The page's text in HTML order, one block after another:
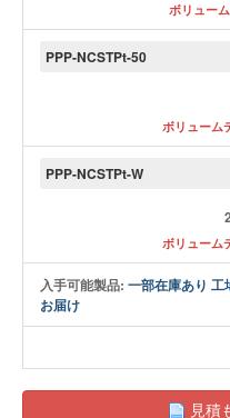
ボリュー
PPP-NCSTPt-50
ボリューム
PPP-NCSTPt-W
ボリューム
入手可能製品: 一部在庫あり
お届け
見積